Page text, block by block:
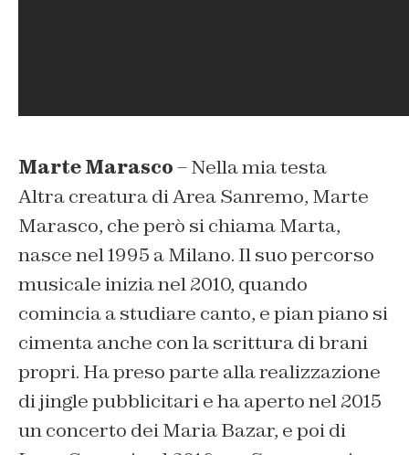
Marte Marasco– Nella mia testa
Altra creatura di Area Sanremo, Marte
Marasco, che però si chiama Marta,
nasce nel 1995 a Milano. Il suo percorso
musicale inizia nel 2010, quando
comincia a studiare canto, e pian piano si
cimenta anche con la scrittura di brani
propri. Ha preso parte alla realizzazione
di jingle pubblicitari e ha aperto nel 2015
un concerto dei Maria Bazar, e poi di